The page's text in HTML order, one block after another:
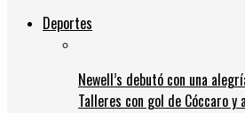
Deportes
Newell’s debutó con una
Talleres con gol de Cóccaro